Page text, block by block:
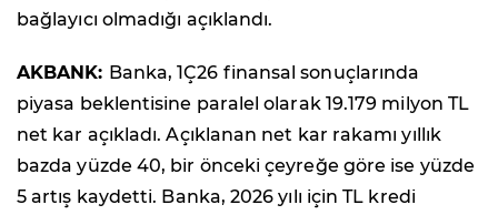
bağlayıcı olmadığı açıklandı.
AKBANK: Banka, 1Ç26 finansal sonuçlarında
piyasa beklentisine paralel olarak 19.179 milyon TL
net kar açıkladı. Açıklanan net kar rakamı yıllık
bazda yüzde 40, bir önceki çeyreğe göre ise yüzde
5 artış kaydetti. Banka, 2026 yılı için TL kredi